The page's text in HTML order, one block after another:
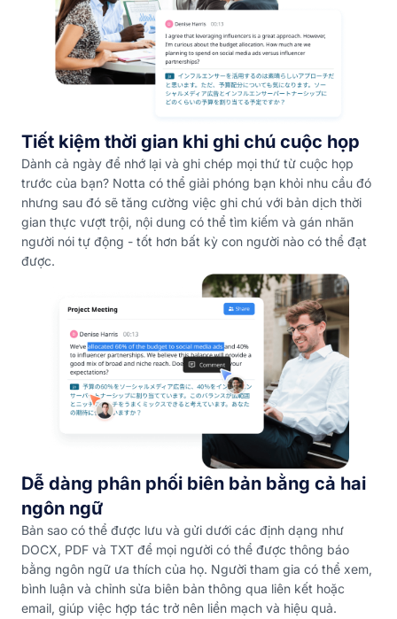
Tiết kiệm thời gian khi ghi chú cuộc họp
Dành cả ngày để nhớ lại và ghi chép mọi thứ từ cuộc họp
trước của bạn? Notta có thể giải phóng bạn khỏi nhu cầu đó
nhưng sau đó sẽ tăng cường việc ghi chú với bản dịch thời
gian thực vượt trội, nội dung có thể tìm kiếm và gán nhãn
người nói tự động - tốt hơn bất kỳ con người nào có thể đạt
được.
Dễ dàng phân phối biên bản bằng cả hai
ngôn ngữ
Bản sao có thể được lưu và gửi dưới các định dạng như
DOCX, PDF và TXT để mọi người có thể được thông báo
bằng ngôn ngữ ưa thích của họ. Người tham gia có thể xem,
bình luận và chỉnh sửa biên bản thông qua liên kết hoặc
email, giúp việc hợp tác trở nên liền mạch và hiệu quả.